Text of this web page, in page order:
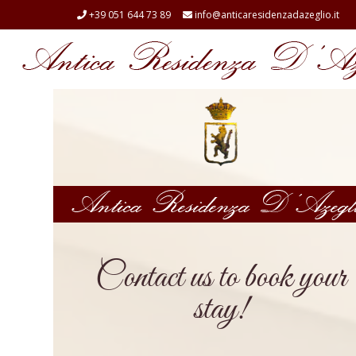
+39 051 644 73 89 info@anticaresidenzadazeglio.it
Contact us to book your
stay!